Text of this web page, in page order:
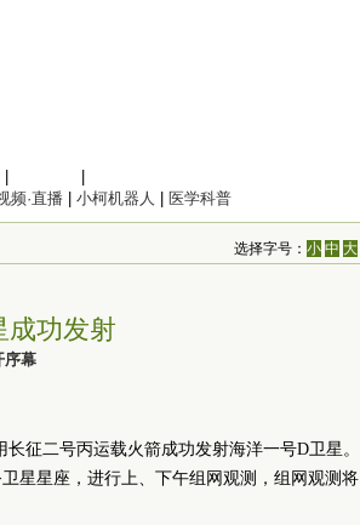
频·直播 小柯机器人 医学科普
选择字号：小 中 大
成功发射
序幕
征二号丙运载火箭成功发射海洋一号D卫星。
星星座，进行上、下午组网观测，组网观测将